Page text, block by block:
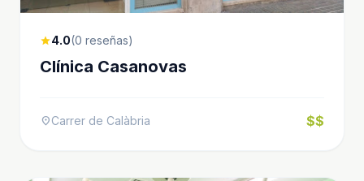
star4.0(0 reseñas)
Clínica Casanovas
location_onCarrer de Calàbria $$